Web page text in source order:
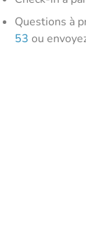
Questions à
53 ou